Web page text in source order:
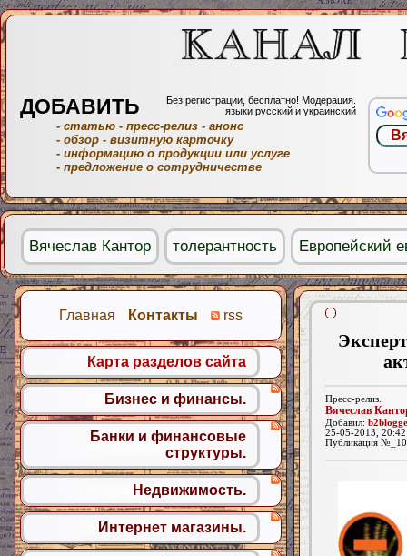
Пресс-релиз.
Вячеслав
Добавил:
25-05-2013,
Публикация
Главная Контакты rss
Карта разделов сайта
Бизнес и финансы.
Банки и финансовые
структуры.
Недвижимость.
Интернет магазины.
ДОБАВИТЬ
Без регистрации, бесплатно! Модерация.
языки русский и украинский
- статью - пресс-релиз - анонс
- обзор - визитную карточку
- информацию о продукции или услуге
- предложение о сотрудничестве
Вячеслав Кантор толерантность Европейский